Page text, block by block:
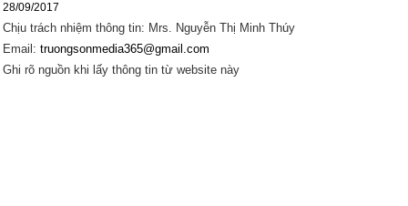
28/09/2017
Chịu trách nhiệm thông tin: Mrs. Nguyễn Thị Minh Thúy
Email: truongsonmedia365@gmail.com
Ghi rõ nguồn khi lấy thông tin từ website này